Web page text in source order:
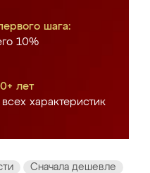
шага:
10%
лет
характеристик
Сначала дешевле